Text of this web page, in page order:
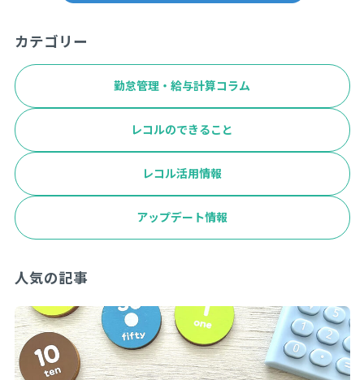
カテゴリー
勤怠管理・給与計算コラム
レコルのできること
レコル活用情報
アップデート情報
人気の記事